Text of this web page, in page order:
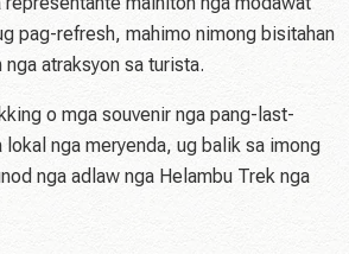
pag-refresh, mahimo nimong bisitahan
atraksyon sa turista.
o mga souvenir nga pang-last-
nga meryenda, ug balik sa imong
nga adlaw nga Helambu Trek nga